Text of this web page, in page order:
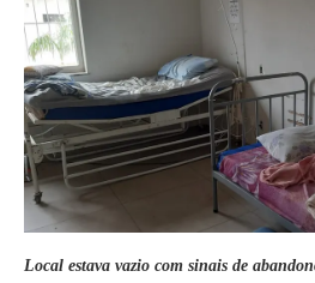
Local estava vazio com sinais de